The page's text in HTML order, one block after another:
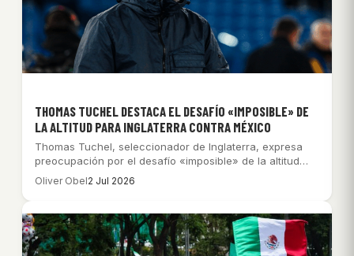
THOMAS TUCHEL DESTACA EL DESAFÍO «IMPOSIBLE» DE
LA ALTITUD PARA INGLATERRA CONTRA MÉXICO
Thomas Tuchel, seleccionador de Inglaterra, expresa
preocupación por el desafío «imposible» de la altitud
en…
Oliver Obel2 Jul 2026